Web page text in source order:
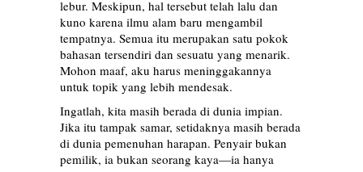
lebur. Meskipun, hal tersebut telah lalu dan
kuno karena ilmu alam baru mengambil
tempatnya. Semua itu merupakan satu pokok
bahasan tersendiri dan sesuatu yang menarik.
Mohon maaf, aku harus meninggakannya
untuk topik yang lebih mendesak.
Ingatlah, kita masih berada di dunia impian.
Jika itu tampak samar, setidaknya masih berada
di dunia pemenuhan harapan. Penyair bukan
pemilik, ia bukan seorang kaya—ia hanya